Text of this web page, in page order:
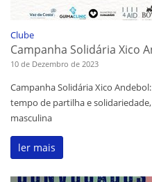
Clube
Campanha Solidária Xico
10 de Dezembro de 2023
Campanha Solidária Xico
tempo de partilha e
masculina
ler mais